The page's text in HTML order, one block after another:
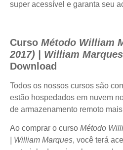
super acessível e garanta seu
Curso Método William
2017) | William Marques
Download
Todos os nossos cursos são
estão hospedados em nuvem
de armazenamento remoto
Ao comprar o curso Método
| William Marques, você terá